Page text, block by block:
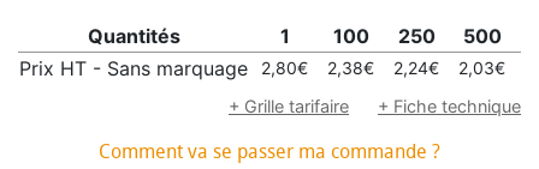
Quantités 1 100 250 500
Prix HT - Sans marquage
2,80€ 2,38€ 2,24€ 2,03€
+ Grille tarifaire
+ Fiche technique
Comment va se passer ma commande ?